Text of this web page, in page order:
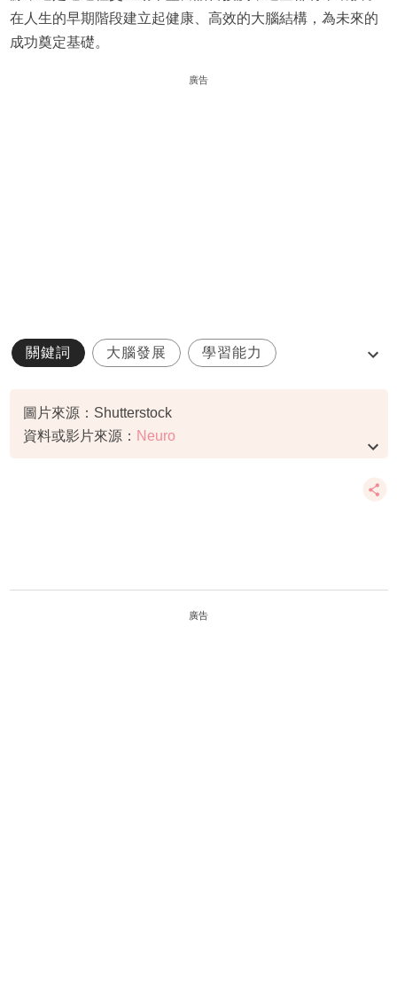
在人生的早期階段建立起健康、高效的大腦結構，為未來的
成功奠定基礎。
廣告
關鍵詞 大腦發展 學習能力
圖片來源：Shutterstock
資料或影片來源： Neuro
廣告